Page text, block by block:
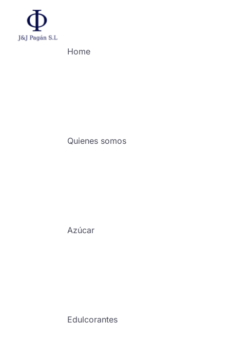
Home
Quienes somos
Azúcar
Edulcorantes